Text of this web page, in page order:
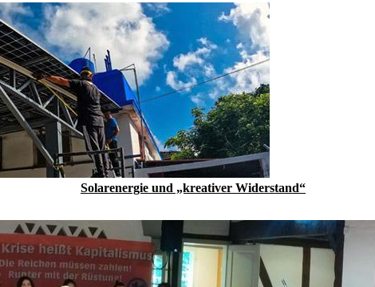
Solarenergie und „kreativer Widerstand“